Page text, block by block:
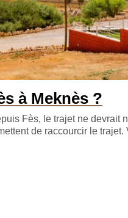
à Meknès ?
Fès, le trajet ne devrait
de raccourcir le